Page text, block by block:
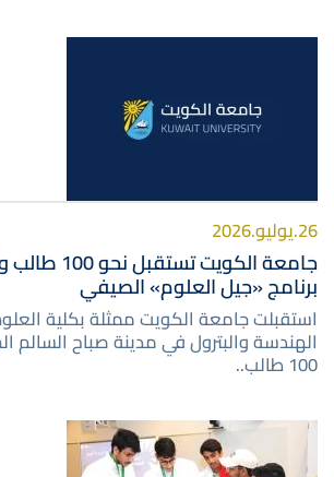
26.يوليو.2026
جامعة الكويت
برنامج «جيل العلوم» الصيفي
استقبلت جامعة الكويت ممثلة بكلية
الهندسة والبترول في مدينة صباح السالم
100 طالب..
صورة